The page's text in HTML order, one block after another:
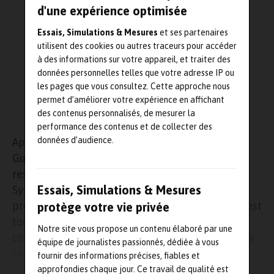
d'une expérience optimisée
Essais, Simulations & Mesures et ses partenaires
utilisent des cookies ou autres traceurs pour accéder
à des informations sur votre appareil, et traiter des
données personnelles telles que votre adresse IP ou
les pages que vous consultez. Cette approche nous
permet d’améliorer votre expérience en affichant
des contenus personnalisés, de mesurer la
performance des contenus et de collecter des
données d’audience.
Essais, Simulations & Mesures
protège votre vie privée
Notre site vous propose un contenu élaboré par une
équipe de journalistes passionnés, dédiée à vous
fournir des informations précises, fiables et
approfondies chaque jour. Ce travail de qualité est
Après dix années en tant qu’adjoint, Christophe
Guépin accède aujourd’hui au poste de
responsable du bachelor Concepteur en
Systèmes Mécaniques deSup deVinci. Son
prédécesseur prenant de nouvelles fonctions, c’est
confié les rênes d’une de ses formations phares à
ce professionnel de la mécanique automobile.